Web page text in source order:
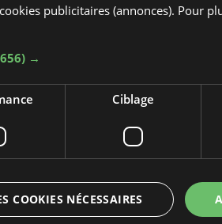
qui reflète le plus les
toujours vraie et
que du désir de
Viserba di Rimini sur
plage, comprenant les
Café.
publicitaires (annonces). Pour
→
Ciblage
COOKIES NÉCESSAIRES